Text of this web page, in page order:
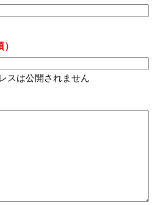
スは公開されません